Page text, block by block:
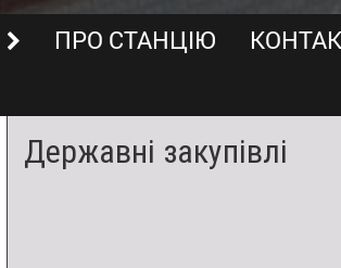
ПРО СТАНЦІЮ
Державні закупівлі